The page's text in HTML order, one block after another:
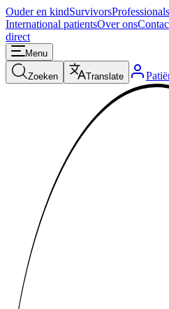
Ouder en kindSurvivorsProfessionals
International patientsOver ons
direct
Menu
Zoeken Translate